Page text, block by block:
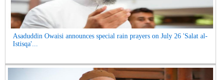
Asaduddin Owaisi announces special rain prayers on July 26 'Salat al-
Istisqa'...